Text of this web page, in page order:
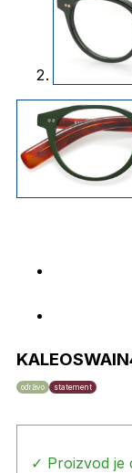
održivo statement
✓ Proizvod je